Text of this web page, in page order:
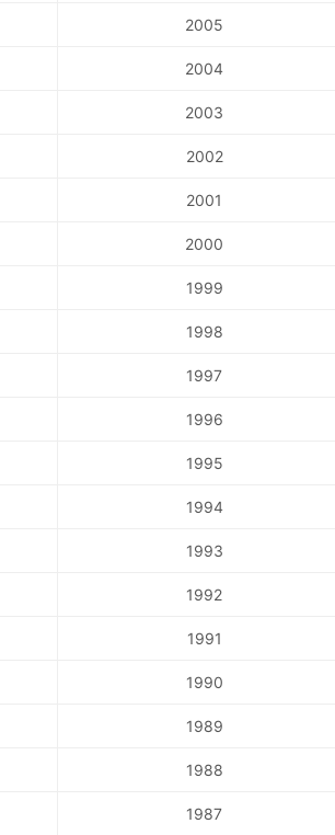
2005
2004
2003
2002
2001
2000
1999
1998
1997
1996
1995
1994
1993
1992
1991
1990
1989
1988
1987